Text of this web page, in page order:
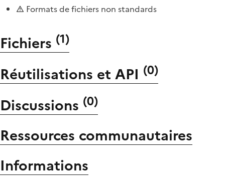
Formats de fichiers non standards
Fichiers (1)
Réutilisations et API (0)
Discussions (0)
Ressources communautaires
Informations